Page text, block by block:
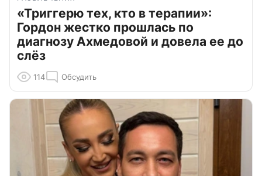
«Триггерю тех, кто в терапии»:
Гордон жестко прошлась по
диагнозу Ахмедовой и довела ее до
слёз
114 Обсудить